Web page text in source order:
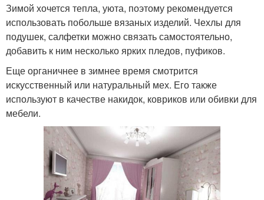
Зимой хочется тепла, уюта, поэтому рекомендуется
использовать побольше вязаных изделий. Чехлы для
подушек, салфетки можно связать самостоятельно,
добавить к ним несколько ярких пледов, пуфиков.
Еще органичнее в зимнее время смотрится
искусственный или натуральный мех. Его также
используют в качестве накидок, ковриков или обивки для
мебели.